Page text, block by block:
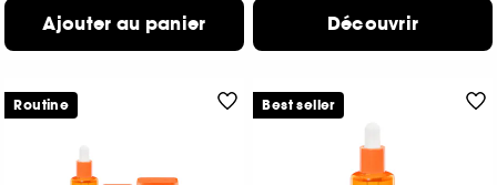
Ajouter au panier Découvrir
Routine Best seller